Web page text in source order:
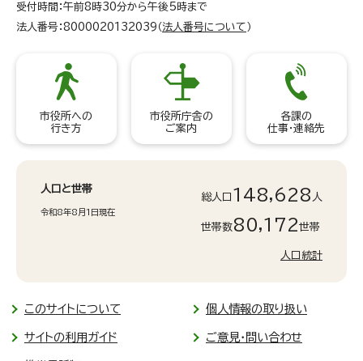
受付時間：午前8時30分から午後5時まで
法人番号：8000020132039（法人番号について ）
市役所への
行き方
市役所庁舎の
ご案内
各課の
仕事・連絡先
人口と世帯
令和8年8月1日現在
総人口 148,628 人
世帯数80,172世帯
人口統計
このサイトについて 個人情報の取り扱い
サイトの利用ガイド ご意見・問い合わせ